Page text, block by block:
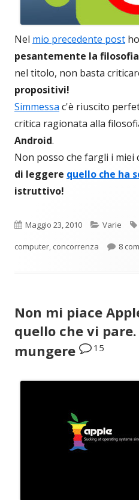
Nel mio precedente post ho
pesantemente la
nel titolo, non basta
propositivi!
Simmessa c'è riuscito
critica ragionata alla
Android.
Non posso che fargli i miei
di leggere quello che ha
istruttivo!
Pubblicato
Maggio 23, 2010 Categorie
Varie
computer, concorrenza 8
Non mi piace
quello che vi
mungere
15